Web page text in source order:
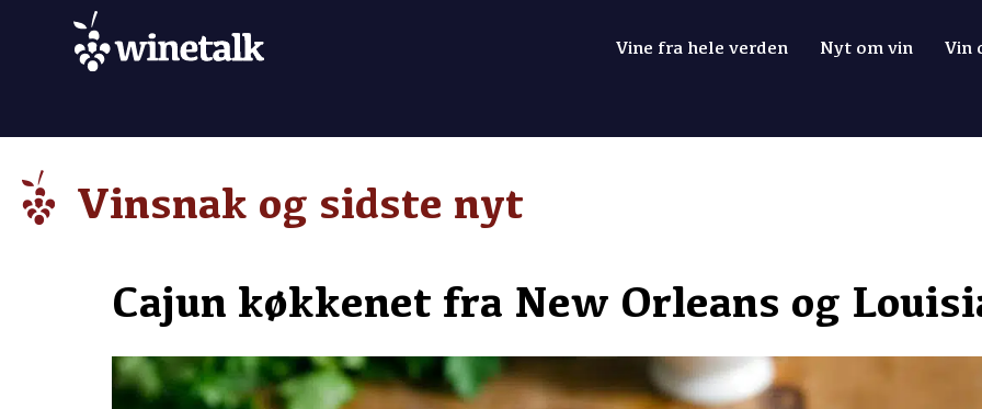
Vine fra hele verden Nyt om vin Vin
Vinsnak og sidste nyt
Cajun køkkenet fra New Orleans og